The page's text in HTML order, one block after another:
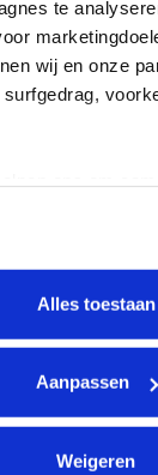
te
wij en onze
op
instellingen
te vinden in het
Alles toestaan
Aanpassen
Weigeren
Anoniem